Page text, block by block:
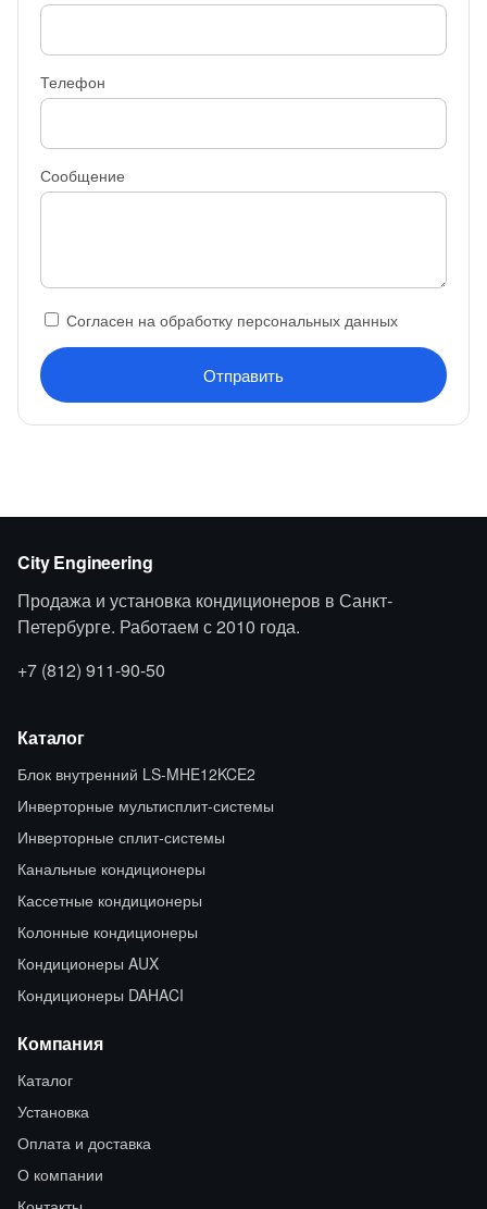
Телефон
Сообщение
Согласен на обработку персональных данных
Отправить
City Engineering
Продажа и установка кондиционеров в Санкт-
Петербурге. Работаем с 2010 года.
+7 (812) 911-90-50
Каталог
Блок внутренний LS-MHE12KCE2
Инверторные мультисплит-системы
Инверторные сплит-системы
Канальные кондиционеры
Кассетные кондиционеры
Колонные кондиционеры
Кондиционеры AUX
Кондиционеры DAHACI
Компания
Каталог
Установка
Оплата и доставка
О компании